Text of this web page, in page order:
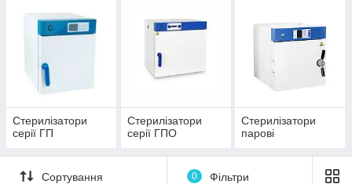
Стерилізатори
серії ГП
Стерилізатори
серії ГПО
Стерилізатори
парові
Сортування 0 Фільтри